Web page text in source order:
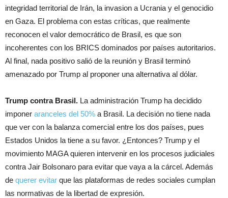
integridad territorial de Irán, la invasion a Ucrania y el genocidio
en Gaza. El problema con estas críticas, que realmente
reconocen el valor democrático de Brasil, es que son
incoherentes con los BRICS dominados por países autoritarios.
Al final, nada positivo salió de la reunión y Brasil terminó
amenazado por Trump al proponer una alternativa al dólar.
Trump contra Brasil. La administración Trump ha decidido
imponer aranceles del 50% a Brasil. La decisión no tiene nada
que ver con la balanza comercial entre los dos países, pues
Estados Unidos la tiene a su favor. ¿Entonces? Trump y el
movimiento MAGA quieren intervenir en los procesos judiciales
contra Jair Bolsonaro para evitar que vaya a la cárcel. Además
de querer evitar que las plataformas de redes sociales cumplan
las normativas de la libertad de expresión.